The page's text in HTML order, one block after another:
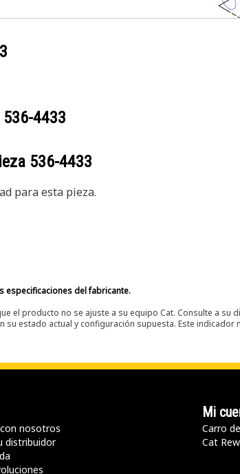
536-4433
536-4433
para esta pieza.
especificaciones del fabricante.
el producto no se ajuste a su equipo Cat. Consulte a su
su estado actual y configuración supuesta. Este
nosotros
distribuidor
Mi
Carro
Cat